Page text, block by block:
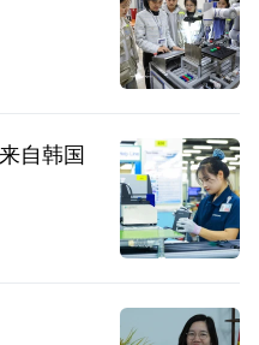
自韩国